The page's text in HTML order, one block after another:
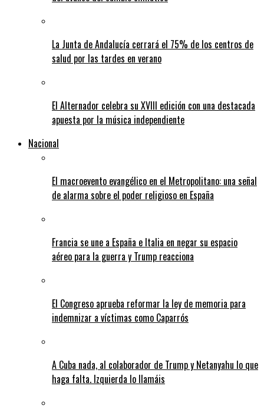
La Junta de Andalucía cerrará el 75% de los centros de
salud por las tardes en verano
El Alternador celebra su XVIII edición con una destacada
apuesta por la música independiente
Nacional
El macroevento evangélico en el Metropolitano: una señal
de alarma sobre el poder religioso en España
Francia se une a España e Italia en negar su espacio
aéreo para la guerra y Trump reacciona
El Congreso aprueba reformar la ley de memoria para
indemnizar a víctimas como Caparrós
A Cuba nada, al colaborador de Trump y Netanyahu lo que
haga falta. Izquierda lo llamáis